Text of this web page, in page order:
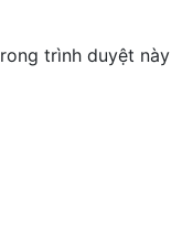
trình duyệt này